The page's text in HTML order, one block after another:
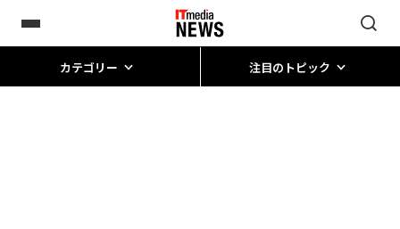
カテゴリー 注目のトピック